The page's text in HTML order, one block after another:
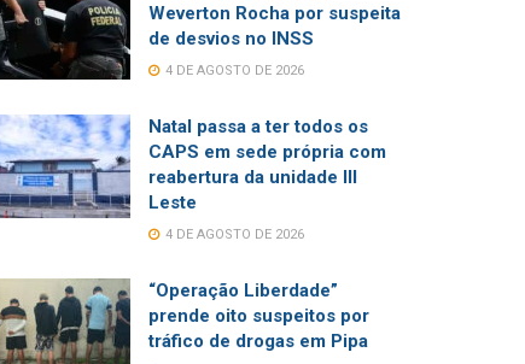
Weverton Rocha por suspeita
de desvios no INSS
4 DE AGOSTO DE 2026
Natal passa a ter todos os
CAPS em sede própria com
reabertura da unidade III
Leste
4 DE AGOSTO DE 2026
“Operação Liberdade”
prende oito suspeitos por
tráfico de drogas em Pipa